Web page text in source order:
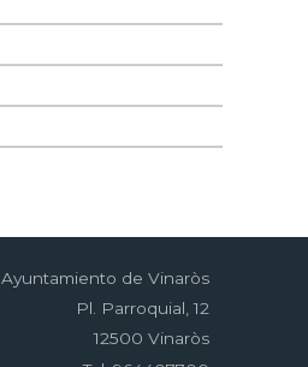
Ayuntamiento de Vinaròs
Pl. Parroquial, 12
12500 Vinaròs